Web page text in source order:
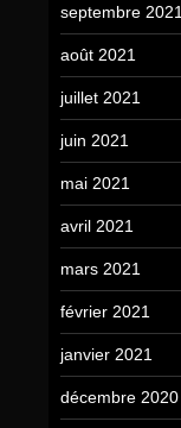
septembre 2021
août 2021
juillet 2021
juin 2021
mai 2021
avril 2021
mars 2021
février 2021
janvier 2021
décembre 2020